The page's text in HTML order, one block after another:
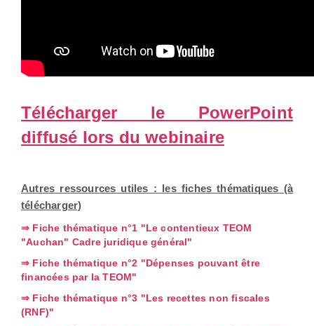
Télécharger le PowerPoint
diffusé lors du webinaire
Autres ressources utiles : les fiches thématiques (à
télécharger)
⇒ Fiche thématique n°1 "Le contentieux TEOM
"Auchan" Cadre juridique général"
⇒ Fiche thématique n°2 "Dépenses pouvant être
financées par la TEOM"
⇒ Fiche thématique n°3 "Les recettes non fiscales
(RNF)"